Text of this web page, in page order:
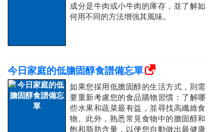
成分是牛肉或小牛肉的庫存，並了解如
何用不同的方法增強其風味。
今日家庭的低膽固醇食譜備忘單
如果您採用低膽固醇的生活方式，則需
要重新考慮您的食品購物習慣：了解哪
些水果和蔬菜最有益，並尋找高纖維食
物。此外，熟悉常見食物中的膽固醇和
飽和脂肪含量，以便您自動做出最健康